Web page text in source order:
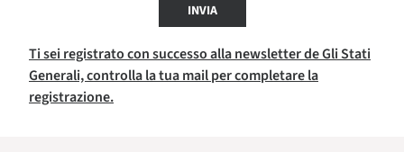
INVIA
Ti sei registrato con successo alla newsletter de Gli Stati
Generali, controlla la tua mail per completare la
registrazione.